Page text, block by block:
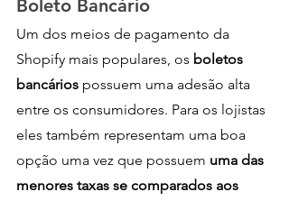
Boleto Bancário
Um dos meios de pagamento da
Shopify mais populares, os boletos
bancários possuem uma adesão alta
entre os consumidores. Para os lojistas
eles também representam uma boa
opção uma vez que possuem uma das
menores taxas se comparados aos